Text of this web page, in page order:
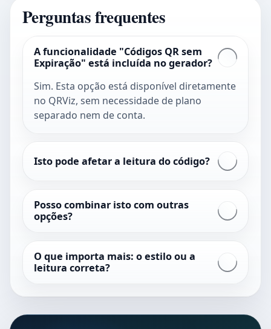
Perguntas frequentes
A funcionalidade "Códigos QR sem
Expiração" está incluída no gerador?
Sim. Esta opção está disponível diretamente
no QRViz, sem necessidade de plano
separado nem de conta.
Isto pode afetar a leitura do código?
Posso combinar isto com outras
opções?
O que importa mais: o estilo ou a
leitura correta?